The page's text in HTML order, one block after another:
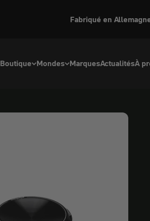
Fabriqué en
Boutique Mondes MarquesActualitésÀ